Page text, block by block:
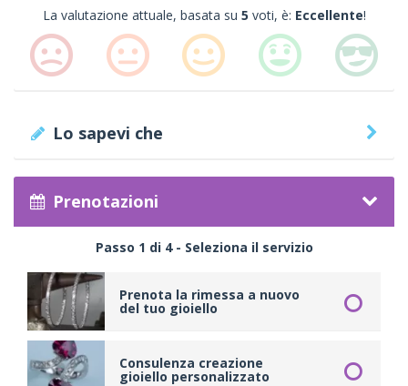
La valutazione attuale, basata su 5 voti, è: Eccellente!
Lo sapevi che
Prenotazioni
Passo 1 di 4 - Seleziona il servizio
Prenota la rimessa a nuovo
del tuo gioiello
Consulenza creazione
gioiello personalizzato